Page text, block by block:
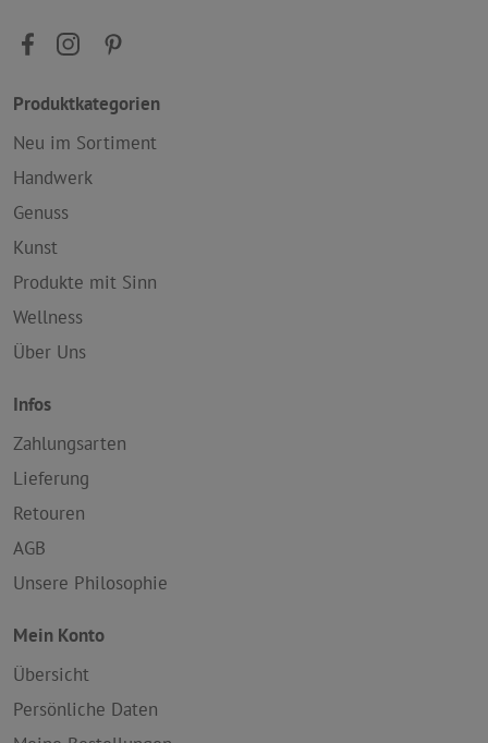
Produktkategorien
Neu im Sortiment
Handwerk
Genuss
Kunst
Produkte mit Sinn
Wellness
Über Uns
Infos
Zahlungsarten
Lieferung
Retouren
AGB
Unsere Philosophie
Mein Konto
Übersicht
Persönliche Daten